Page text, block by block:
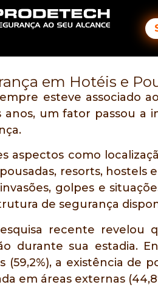
em Hotéis e
esteve associado
anos, um fator passou a
aspectos como
resorts,
golpes e
de segurança
recente revelou
durante sua estadia.
(59,2%), a existência de
em áreas externas